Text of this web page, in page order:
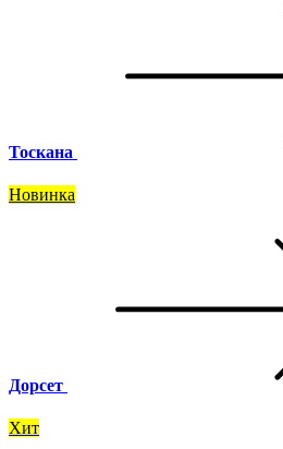
Тоскана
Новинка
Дорсет
Хит